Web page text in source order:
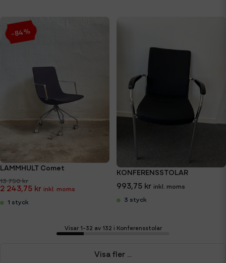
LAMMHULT Comet
13 750 kr
2 243,75 kr
1 styck
-84%
KONFERENSSTOLAR
993,75 kr
3 styck
Visar 1-32 av 132 i Konferensstolar
Visa fler ...